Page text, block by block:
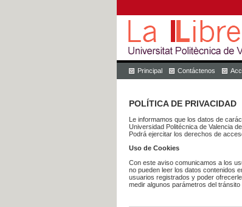
Principal Contáctenos
POLÍTICA DE PRIVACIDAD
Le informamos que los datos de
Universidad Politécnica de Valencia
Podrá ejercitar los derechos de
Uso de Cookies
Con este aviso comunicamos a los
no pueden leer los datos contenidos
usuarios registrados y poder
medir algunos parámetros del